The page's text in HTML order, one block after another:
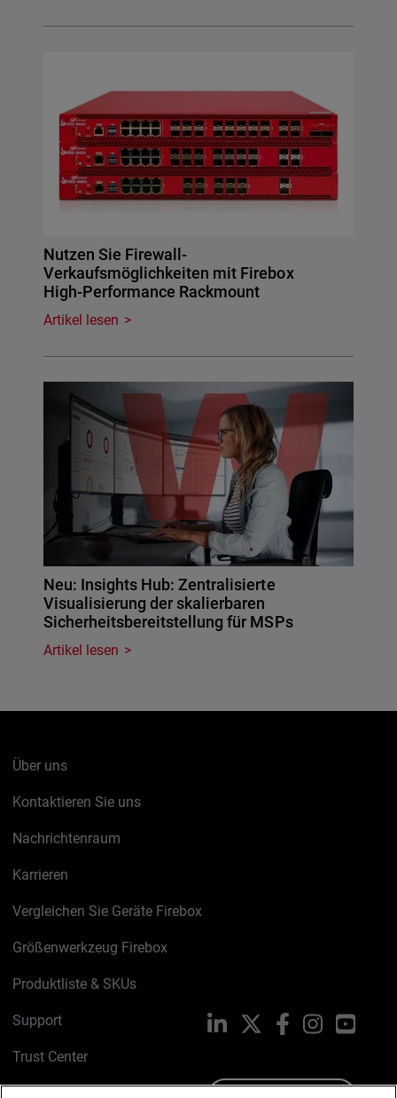
Nutzen Sie Firewall-
Verkaufsmöglichkeiten mit Firebox
High-Performance Rackmount
Artikel lesen
Neu: Insights Hub: Zentralisierte
Visualisierung der skalierbaren
Sicherheitsbereitstellung für MSPs
Artikel lesen
Über uns
Kontaktieren Sie uns
Nachrichtenraum
Karrieren
Vergleichen Sie Geräte Firebox
Größenwerkzeug Firebox
Produktliste & SKUs
Support
Trust Center
LinkedIn FacebookInstagram